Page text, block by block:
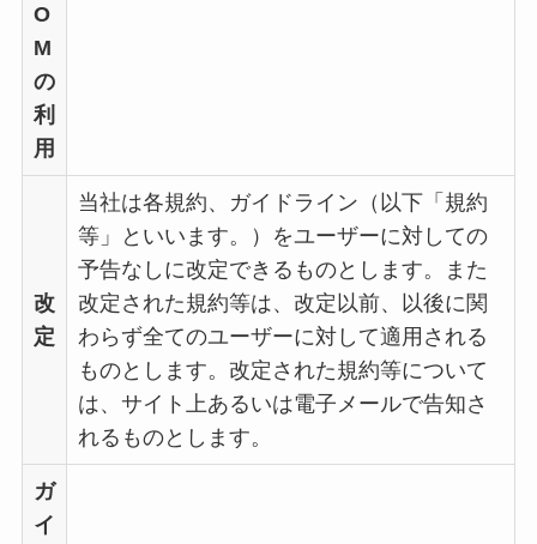
O
M
の
利
用
改
定
当社は各規約、ガイドライン（以下「規約
等」といいます。）をユーザーに対しての
予告なしに改定できるものとします。また
改定された規約等は、改定以前、以後に関
わらず全てのユーザーに対して適用される
ものとします。改定された規約等について
は、サイト上あるいは電子メールで告知さ
れるものとします。
ガ
イ